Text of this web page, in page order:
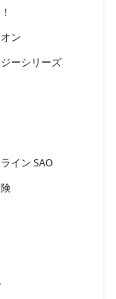
ン
ーシリーズ
イン SAO